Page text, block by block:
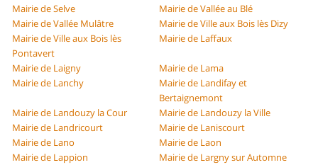
Mairie de Selve
Mairie de Vallée au Blé
Mairie de Vallée Mulâtre
Mairie de Ville aux Bois lès Dizy
Mairie de Ville aux Bois lès
Pontavert
Mairie de Laffaux
Mairie de Laigny
Mairie de Lama
Mairie de Lanchy
Mairie de Landifay et
Bertaignemont
Mairie de Landouzy la Cour
Mairie de Landouzy la Ville
Mairie de Landricourt
Mairie de Laniscourt
Mairie de Lano
Mairie de Laon
Mairie de Lappion
Mairie de Largny sur Automne